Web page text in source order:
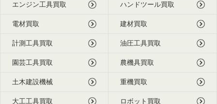
エンジン工具買取 ハンドツール買取
電材買取 建材買取
計測工具買取 油圧工具買取
園芸工具買取 農機具買取
土木建設機械 重機買取
大工工具買取 ロボット買取